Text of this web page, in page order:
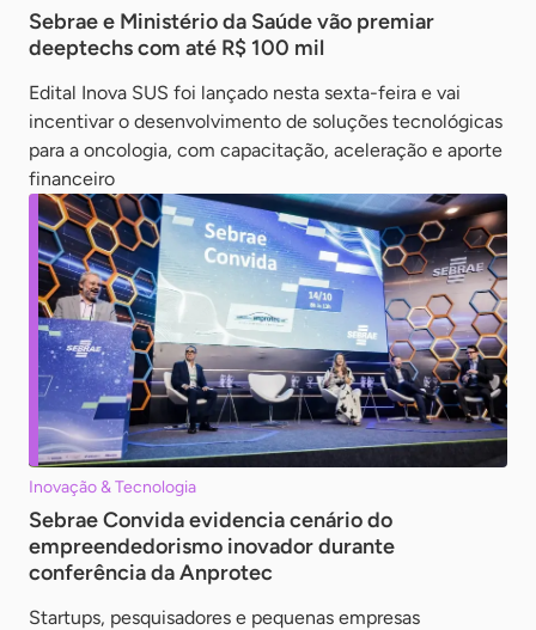
Sebrae e Ministério da Saúde vão premiar
deeptechs com até R$ 100 mil
Edital Inova SUS foi lançado nesta sexta-feira e vai
incentivar o desenvolvimento de soluções tecnológicas
para a oncologia, com capacitação, aceleração e aporte
financeiro
Inovação & Tecnologia
Sebrae Convida evidencia cenário do
empreendedorismo inovador durante
conferência da Anprotec
Startups, pesquisadores e pequenas empresas